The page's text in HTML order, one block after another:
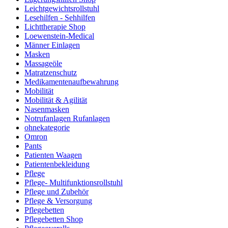
Leichtgewichtsrollstuhl
Lesehilfen - Sehhilfen
Lichttherapie Shop
Loewenstein-Medical
Männer Einlagen
Masken
Massageöle
Matratzenschutz
Medikamentenaufbewahrung
Mobilität
Mobilität & Agilität
Nasenmasken
Notrufanlagen Rufanlagen
ohnekategorie
Omron
Pants
Patienten Waagen
Patientenbekleidung
Pflege
Pflege- Multifunktionsrollstuhl
Pflege und Zubehör
Pflege & Versorgung
Pflegebetten
Pflegebetten Shop